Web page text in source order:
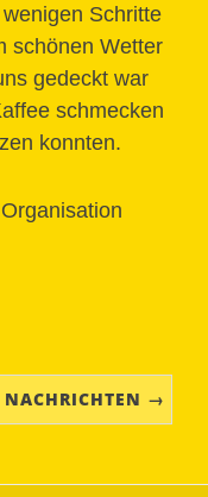
Schritte
schönen Wetter
gedeckt war
schmecken
konnten.
NACHRICHTEN →